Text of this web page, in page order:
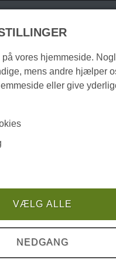
Barer & natklubber
vores hjemmeside.
mens andre hjælper
eller give
VÆLG ALLE
NEDGANG